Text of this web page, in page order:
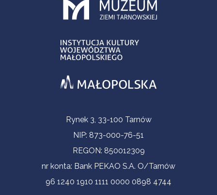
Informacje kontaktoweRynek 3, 33-100 Tarnów
NIP: 873-000-76-51
REGON: 850012309
nr konta: Bank PEKAO S.A. O/Tarnów
96 1240 1910 1111 0000 0898 4744